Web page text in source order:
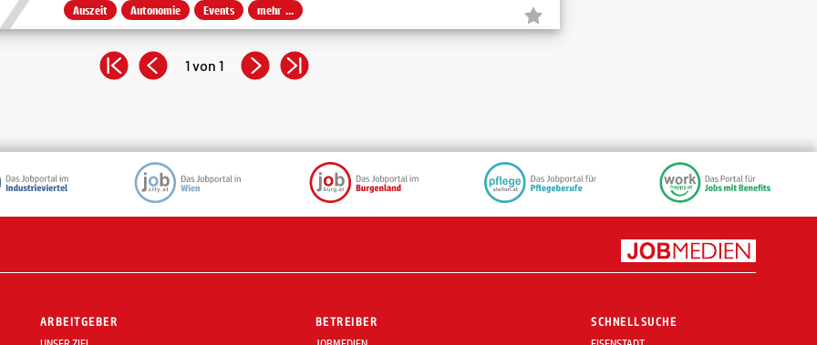
Auszeit Autonomie Events mehr ...
1 von 1
ARBEITGEBER
BETREIBER
SCHNELLSUCHE